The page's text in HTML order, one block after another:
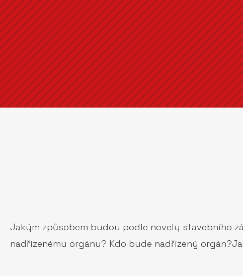
Jakým způsobem budou podle novely stavebního
nadřízenému orgánu? Kdo bude nadřízený